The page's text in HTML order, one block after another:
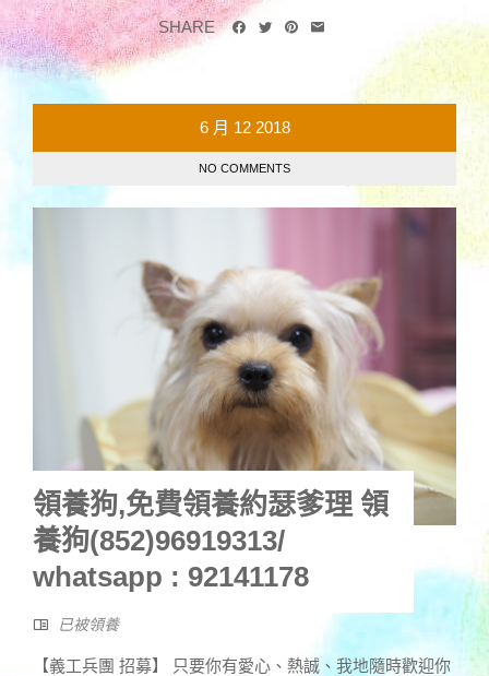
SHARE
6 月 12 2018
NO COMMENTS
領養狗,免費領養約瑟爹理 領
養狗(852)96919313/
whatsapp : 92141178
已被領養
【義工兵團 招募】 只要你有愛心、熱誠、我地隨時歡迎你